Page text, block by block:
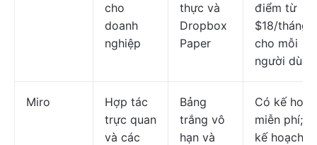
cho
doanh
nghiệp
thực và
Dropbox
Paper
điểm từ
$18/tháng
cho mỗi
người dùng
Miro
Hợp tác
trực quan
và các
Bảng
trắng vô
hạn và
Có kế
miễn phí;
kế hoạch